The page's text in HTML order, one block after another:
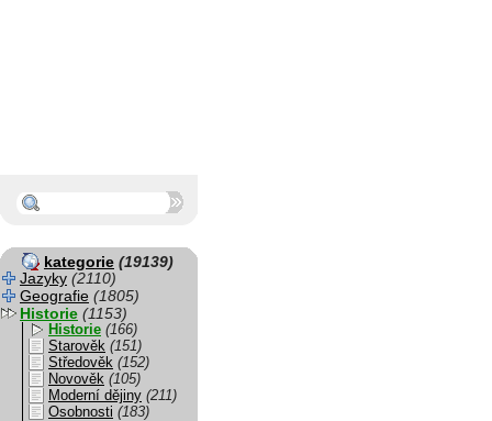
kategorie (19139)
Jazyky (2110)
Geografie (1805)
Historie (1153)
Historie (166)
Starověk (151)
Středověk (152)
Novověk (105)
Moderní dějiny (211)
Osobnosti (183)